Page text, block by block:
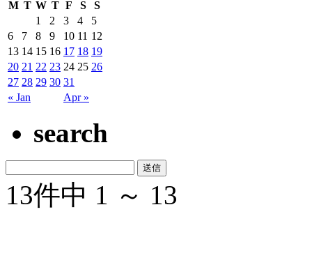
M T W T F S S
« Jan Apr »
1 2 3 4
5
6
7 8 9 10 11 12
13 14 15 16 17 18 19
20 21 22 23 24 25 26
27 28 29 30 31
search
13件中 1 ～ 13